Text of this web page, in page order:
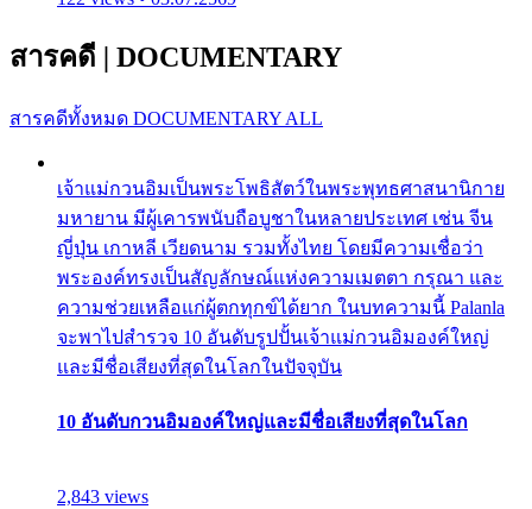
สารคดี | DOCUMENTARY
สารคดีทั้งหมด DOCUMENTARY ALL
เจ้าแม่กวนอิมเป็นพระโพธิสัตว์ในพระพุทธศาสนานิกาย
มหายาน มีผู้เคารพนับถือบูชาในหลายประเทศ เช่น จีน
ญี่ปุ่น เกาหลี เวียดนาม รวมทั้งไทย โดยมีความเชื่อว่า
พระองค์ทรงเป็นสัญลักษณ์แห่งความเมตตา กรุณา และ
ความช่วยเหลือแก่ผู้ตกทุกข์ได้ยาก ในบทความนี้ Palanla
จะพาไปสำรวจ 10 อันดับรูปปั้นเจ้าแม่กวนอิมองค์ใหญ่
และมีชื่อเสียงที่สุดในโลกในปัจจุบัน
10 อันดับกวนอิมองค์ใหญ่และมีชื่อเสียงที่สุดในโลก
2,843 views